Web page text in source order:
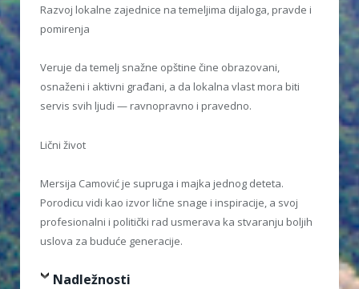
Razvoj lokalne zajednice na temeljima dijaloga, pravde i
pomirenja
Veruje da temelj snažne opštine čine obrazovani,
osnaženi i aktivni građani, a da lokalna vlast mora biti
servis svih ljudi — ravnopravno i pravedno.
Lični život
Mersija Camović je supruga i majka jednog deteta.
Porodicu vidi kao izvor lične snage i inspiracije, a svoj
profesionalni i politički rad usmerava ka stvaranju boljih
uslova za buduće generacije.
Nadležnosti